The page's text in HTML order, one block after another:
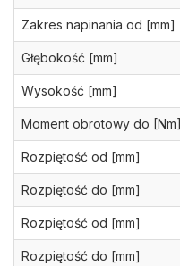
Zakres napinania od [mm]
Głębokość [mm]
Wysokość [mm]
Moment obrotowy do [Nm]
Rozpiętość od [mm]
Rozpiętość do [mm]
Rozpiętość od [mm]
Rozpiętość do [mm]